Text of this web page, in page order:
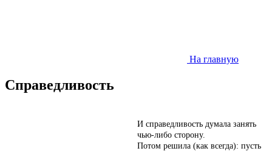
На главную
Справедливость
И справедливость думала занять
чью-либо сторону.
Потом решила (как всегда): пусть